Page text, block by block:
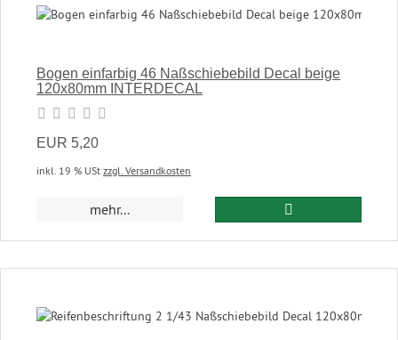
Bogen einfarbig 46 Naßschiebebild Decal beige
120x80mm INTERDECAL
EUR 5,20
inkl. 19 % USt zzgl. Versandkosten
mehr...